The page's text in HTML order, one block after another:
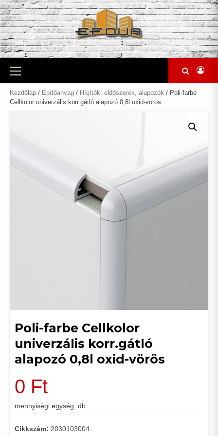
Skip
to
content
Primary
Menu
Kezdőlap / Építőanyag / Hígítók, oldószerek, alapozók / Poli-farbe
Cellkolor univerzális korr.gátló alapozó 0,8l oxid-vörös
Poli-farbe Cellkolor
univerzális korr.gátló
alapozó 0,8l oxid-vörös
0 Ft
mennyiségi egység: db
Cikkszám: 2030103004